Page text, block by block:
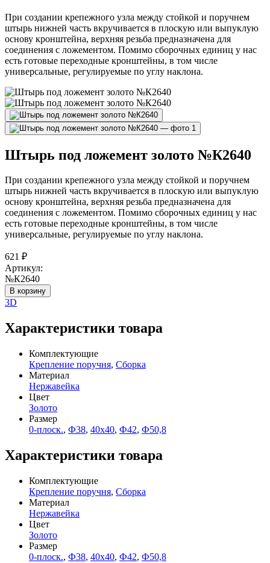
При создании крепежного узла между стойкой и поручнем
штырь нижней часть вкручивается в плоскую или выпуклую
основу кронштейна, верхняя резьба предназначена для
соединения с ложементом. Помимо сборочных единиц у нас
есть готовые переходные кронштейны, в том числе
универсальные, регулируемые по углу наклона.
Штырь под ложемент золото №К2640
При создании крепежного узла между стойкой и поручнем
штырь нижней часть вкручивается в плоскую или выпуклую
основу кронштейна, верхняя резьба предназначена для
соединения с ложементом. Помимо сборочных единиц у нас
есть готовые переходные кронштейны, в том числе
универсальные, регулируемые по углу наклона.
621 ₽
Артикул:
№К2640
В корзину
3D
Характеристики товара
Комплектующие
Крепление поручня, Сборка
Материал
Нержавейка
Цвет
Золото
Размер
0-плоск., Ф38, 40х40, Ф42, Ф50,8
Характеристики товара
Комплектующие
Крепление поручня, Сборка
Материал
Нержавейка
Цвет
Золото
Размер
0-плоск., Ф38, 40х40, Ф42, Ф50,8